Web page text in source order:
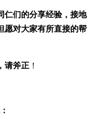
仁们的分享经验，接地
愿对大家有所直接的帮
请斧正 ！